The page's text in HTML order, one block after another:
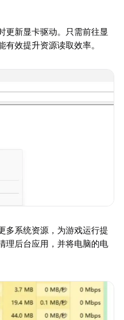
更新显卡驱动。只需前往显
效提升资源读取效率。
多系统资源，为游戏运行提
理后台应用，并将电脑的电